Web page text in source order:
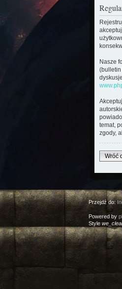
Nasze
(bulletin
temat,
zgody,
Wróć
Przejdź do:
Powered by
Style